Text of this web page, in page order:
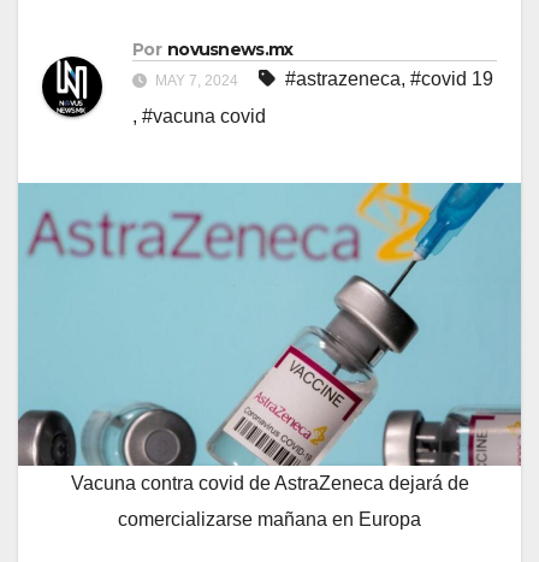
Por novusnews.mx
MAY 7, 2024 #astrazeneca, #covid 19
, #vacuna covid
Vacuna contra covid de AstraZeneca dejará de
comercializarse mañana en Europa